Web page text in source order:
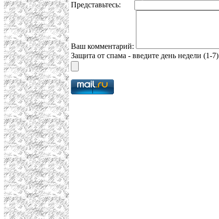
Представьтесь:
Ваш комментарий:
Защита от спама - введите день недели (1-